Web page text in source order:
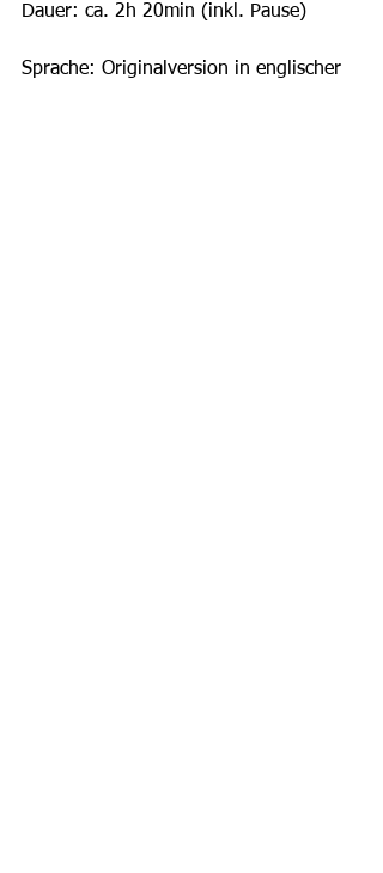
Dauer: ca. 2h 20min (inkl. Pause)
Sprache: Originalversion in englischer